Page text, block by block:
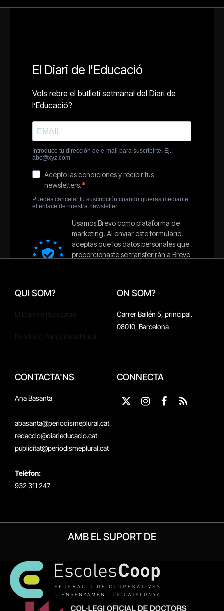
QUI SOM? ON SOM?
Carrer Bailén 5, principal.
08010, Barcelona
CONTACTA'NS
Ana Basanta
abasanta@periodismeplural.cat
redaccio@diarieducacio.cat
publicitat@periodismeplural.cat
Telèfon:
932 311 247
CONNECTA
X
InstagramFacebook
RSS
AMB EL SUPORT DE